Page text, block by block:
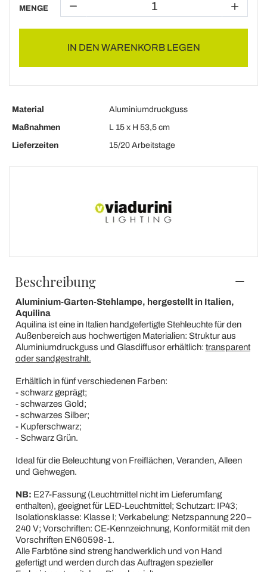
MENGE
IN DEN WARENKORB LEGEN
Material
Aluminiumdruckguss
Maßnahmen
L 15 x H 53,5 cm
Lieferzeiten
15/20 Arbeitstage
Beschreibung
Aluminium-Garten-Stehlampe, hergestellt in Italien,
Aquilina
Aquilina ist eine in Italien handgefertigte Stehleuchte für den
Außenbereich aus hochwertigen Materialien: Struktur aus
Aluminiumdruckguss und Glasdiffusor erhältlich: transparent
oder sandgestrahlt.
Erhältlich in fünf verschiedenen Farben:
- schwarz geprägt;
- schwarzes Gold;
- schwarzes Silber;
- Kupferschwarz;
- Schwarz Grün.
Ideal für die Beleuchtung von Freiflächen, Veranden, Alleen
und Gehwegen.
NB: E27-Fassung (Leuchtmittel nicht im Lieferumfang
enthalten), geeignet für LED-Leuchtmittel; Schutzart: IP43;
Isolationsklasse: Klasse I; Verkabelung: Netzspannung 220–
240 V; Vorschriften: CE-Kennzeichnung, Konformität mit den
Vorschriften EN60598-1.
Alle Farbtöne sind streng handwerklich und von Hand
gefertigt und werden durch das Auftragen spezieller